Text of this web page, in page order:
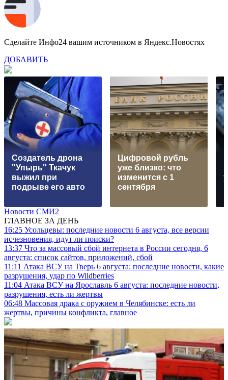
Сделайте Инфо24 вашим источником в Яндекс.Новостях
ДОБАВИТЬ
Создатель дрона
"Упырь" Ткачук
выжил при
подрыве его авто
Цифровой рубль
уже близко: что
изменится с 1
сентября
Новости СМИ2
ГЛАВНОЕ ЗА ДЕНЬ
16:25 Усольцевы: последние новости 6 августа, все версии
исчезновения, идут ли поиски?
13:37 Что за массовый сбой интернета в России сегодня, 6
августа: список сайтов, приложений, сбой
11:11 Атака ВСУ на Тверь 6 августа: последние новости, какие
разрушения, удар по Wildberries
11:04 Атака ВСУ на Ярославль 6 августа: последние новости,
разрушения, есть ли жертвы
06:48 Массовая драка с оружием в Челябинске: есть ли
жертвы, причины конфликта, главное